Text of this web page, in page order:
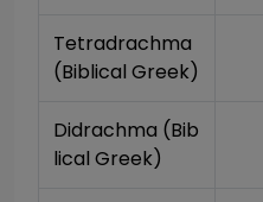
Tetradrachma
(Biblical Greek)
Didrachma (Bib
lical Greek)